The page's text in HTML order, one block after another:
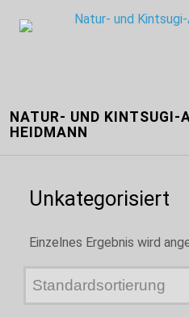
NATUR- UND KINTSUGI-
HEIDMANN
Unkategorisiert
Einzelnes Ergebnis wird